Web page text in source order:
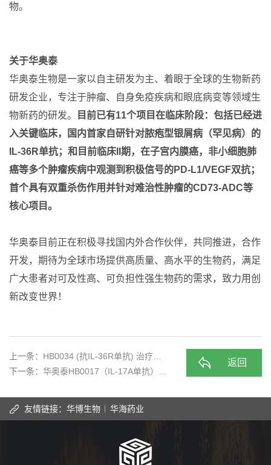
物。
关于华奥泰
华奥泰生物是一家以自主研发为主、着眼于全球的生物新药
研发企业，专注于肿瘤、自身免疫疾病和眼底病变等领域生
物新药的研发。
目前已有11个项目在临床阶段：包括已经进
入关键临床，国内首家自研针对脓疱型银屑病（罕见病）的
IL-36R单抗；和目前临床II 期，在子宫内膜癌，非小细胞肺
癌等多个肿瘤疾病中观测到积极信号的PD-L1/VEGF双抗；
首个具有双重杀伤作用并针对难治性肿瘤的CD73-ADC等
核心项目。
华奥泰目前正在积极寻找国内外合作伙伴，共同推进，合作
开发，期待为全球市场提供高质量、高水平的生物药，满足
广大患者对可及性高、可负担性强生物药的需求，致力用创
新改变世界！
上一条： HB0034 (抗IL-36R单抗) 治疗…
下一条： 华奥泰HB0017（IL-17A单抗）…
返回
友情链接： 华博生物 华海药业